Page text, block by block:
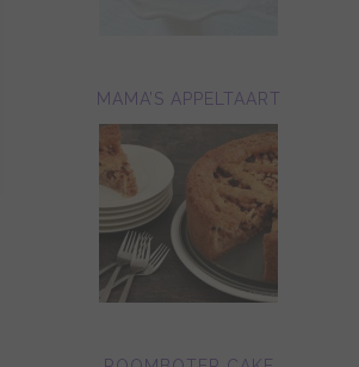
MAMA’S APPELTAART